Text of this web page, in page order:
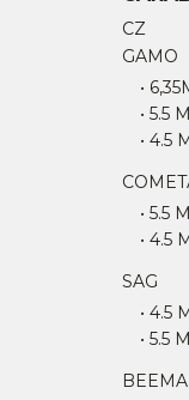
CZ
GAMO
•
• 5.5
• 4.5
• 5.5
• 4.5
SAG
• 4.5
• 5.5